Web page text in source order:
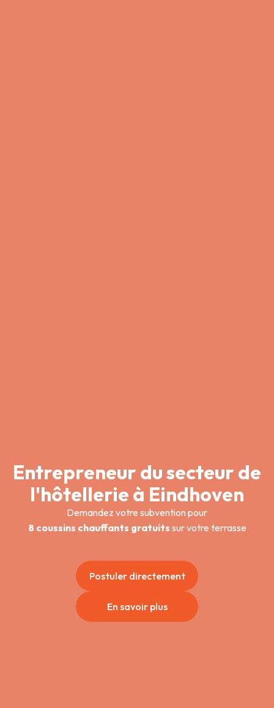
Entrepreneur du secteur de
l'hôtellerie à Eindhoven
Demandez votre subvention pour
8 coussins chauffants gratuits sur votre terrasse
Postuler directement
En savoir plus